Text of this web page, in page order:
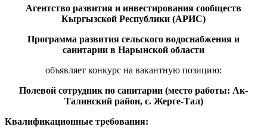
Агентство развития и инвестирования сообществ
Кыргызской Республики (АРИС)
Программа развития сельского водоснабжения и
санитарии в Нарынской области
объявляет конкурс на вакантную позицию:
Полевой сотрудник по санитарии (место работы: Ак-
Талинский район, с. Жерге-Тал)
Квалификационные требования: